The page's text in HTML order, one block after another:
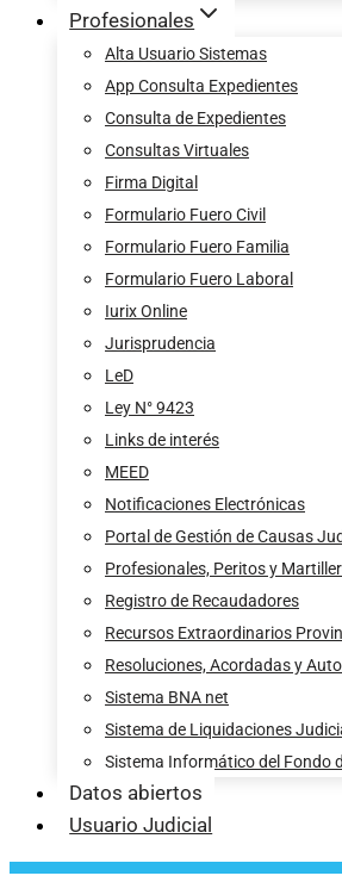
Profesionales
Alta Usuario Sistemas
App Consulta Expedientes
Consulta de Expedientes
Consultas Virtuales
Firma Digital
Formulario Fuero Civil
Formulario Fuero Familia
Formulario Fuero Laboral
Iurix Online
Jurisprudencia
LeD
Ley N° 9423
Links de interés
MEED
Notificaciones Electrónicas
Portal de Gestión de Causas
Profesionales, Peritos y
Registro de Recaudadores
Recursos Extraordinarios
Resoluciones, Acordadas y
Sistema BNA net
Sistema de Liquidaciones
Sistema Informático del Fondo
Datos abiertos
Usuario Judicial